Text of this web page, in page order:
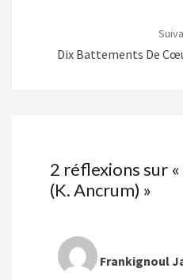
Dix Battements De
2 réflexions sur «
(K. Ancrum) »
Frankignoul